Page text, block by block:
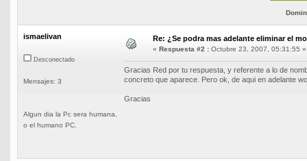
ismaelivan
Desconectado
Mensajes: 3
Algun dia la Pc sera humana,
o el humano PC.
Re: ¿Se podra mas adelante eliminar el
« Respuesta #2 : Octubre 23, 2007, 05:31:55 »
Gracias Red por tu respuesta, y referente a lo de
concreto que aparece. Pero ok, de aqui en adelante
Gracias